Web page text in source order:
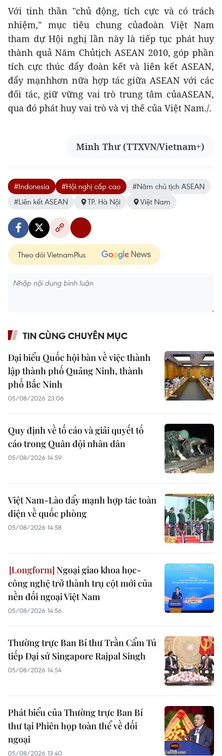
Với tinh thần "chủ động, tích cực và có trách
nhiệm," mục tiêu chung củađoàn Việt Nam
tham dự Hội nghị lần này là tiếp tục phát huy
thành quả Năm Chủtịch ASEAN 2010, góp phần
tích cực thúc đẩy đoàn kết và liên kết ASEAN,
đẩy mạnhhơn nữa hợp tác giữa ASEAN với các
đối tác, giữ vững vai trò trung tâm củaASEAN,
qua đó phát huy vai trò và vị thế của Việt Nam./.
Minh Thư (TTXVN/Vietnam+)
#Indonesia #Hội nghị cấp cao
#Năm chủ tịch ASEAN
#Liên kết ASEAN
TP. Hà Nội Việt Nam
Theo dõi VietnamPlus
TIN CÙNG CHUYÊN MỤC
Đại biểu Quốc hội bàn về việc thành
lập thành phố Quảng Ninh, thành
phố Bắc Ninh
05/08/2026 23:06
Quy định về tố cáo và giải quyết tố
cáo trong Quân đội nhân dân
05/08/2026 14:59
Việt Nam-Lào đẩy mạnh hợp tác toàn
diện về quốc phòng
05/08/2026 14:58
Ngoại giao khoa học-
công nghệ trở thành trụ cột mới của
nền đối ngoại Việt Nam
05/08/2026 14:56
Thường trực Ban Bí thư Trần Cẩm Tú
tiếp Đại sứ Singapore Rajpal Singh
05/08/2026 14:54
Phát biểu của Thường trực Ban Bí
thư tại Phiên họp toàn thể về đối
ngoại
05/08/2026 13:40